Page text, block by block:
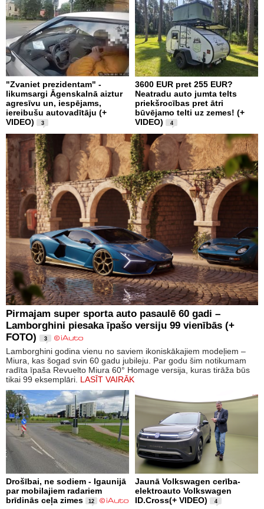
"Zvaniet prezidentam" -
likumsargi Āgenskalnā aiztur
agresīvu un, iespējams,
iereibušu autovadītāju (+
VIDEO)
3
3600 EUR pret 255 EUR?
Neatradu auto jumta telts
priekšrocības pret ātri
būvējamo telti uz zemes! (+
VIDEO)
4
Pirmajam super sporta auto pasaulē 60 gadi –
Lamborghini piesaka īpašo versiju 99 vienībās (+
FOTO)
3
Lamborghini godina vienu no saviem ikoniskākajiem modeļiem –
Miura, kas šogad svin 60 gadu jubileju. Par godu šim notikumam
radīta īpaša Revuelto Miura 60° Homage versija, kuras tirāža būs
tikai 99 eksemplāri. LASĪT VAIRĀK
Drošībai, ne sodiem - Igaunijā
par mobilajiem radariem
brīdinās ceļa zimes
12
Jaunā Volkswagen cerība-
elektroauto Volkswagen
ID.Cross(+ VIDEO)
4